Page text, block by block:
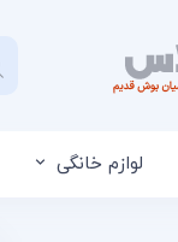
لوازم خانگی